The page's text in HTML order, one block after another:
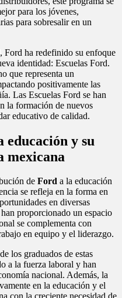
para los jóvenes,
para sobresalir en un
Ford ha redefinido su enfoque
identidad: Escuelas Ford.
que representa un
positivamente las
Las Escuelas Ford se han
la formación de nuevos
educativo de calidad.
educación y su
mexicana
de Ford a la educación
se refleja en la forma en
en diversas
proporcionado un espacio
se complementa con
en equipo y el liderazgo.
los graduados de estas
a la fuerza laboral y han
nacional. Además, la
en la educación y el